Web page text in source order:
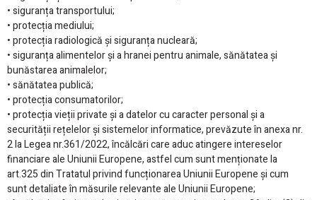
• siguranța transportului;
• protecția mediului;
• protecția radiologică și siguranța nucleară;
• siguranța alimentelor și a hranei pentru animale, sănătatea și
bunăstarea animalelor;
• sănătatea publică;
• protecția consumatorilor;
• protecția vieții private și a datelor cu caracter personal și a
securității rețelelor și sistemelor informatice, prevăzute în anexa nr.
2 la Legea nr.361/2022, încălcări care aduc atingere intereselor
financiare ale Uniunii Europene, astfel cum sunt menționate la
art.325 din Tratatul privind funcționarea Uniunii Europene și cum
sunt detaliate în măsurile relevante ale Uniunii Europene;